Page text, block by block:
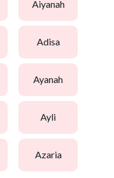
aiyanah
adisa
ayanah
ayli
azaria